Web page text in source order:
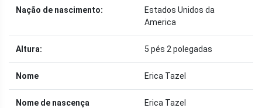
Nação de nascimento:
Estados Unidos da
America
Altura: 5 pés 2 polegadas
Nome Erica Tazel
Nome de nascença Erica Tazel